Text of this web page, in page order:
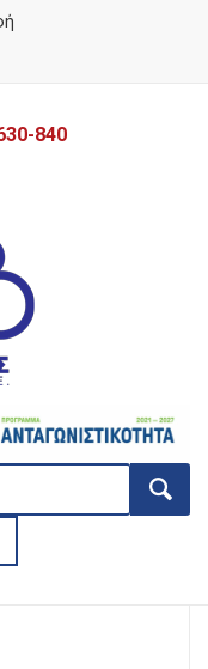
840